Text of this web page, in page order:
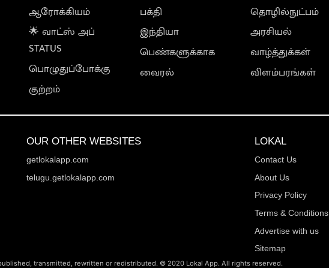
ஆரோக்கியம்
🌟 வாட்ஸ் அப்
STATUS
பொழுதுப்போக்கு
குற்றம்
பக்தி
இந்தியா
பெண்களுக்காக
வைரல்
தொழில்நுட்பம்
அரசியல்
வாழ்த்துக்கள்
விளம்பரங்கள்
OUR OTHER WEBSITES
getlokalapp.com
telugu.getlokalapp.com
LOKAL
Contact Us
About Us
Privacy Policy
Terms & Conditions
Advertise with us
Sitemap
transmitted, rewritten or redistributed. © 2020 Lokal App. All rights reserved.